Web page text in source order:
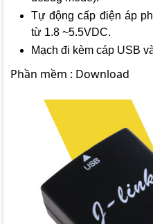
Tự động cấp điện áp
từ 1.8 ~5.5VDC.
Mạch đi kèm cáp USB
Phần mềm : Download